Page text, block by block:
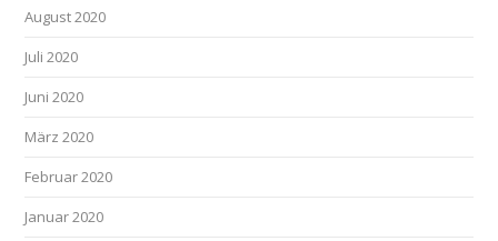
August 2020
Juli 2020
Juni 2020
März 2020
Februar 2020
Januar 2020